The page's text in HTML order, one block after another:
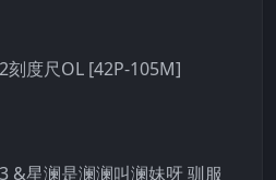
度尺OL [42P-105M]
&星澜是澜澜叫澜妹呀 驯服